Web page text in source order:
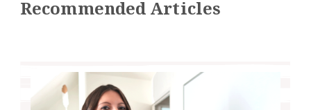
Recommended Articles